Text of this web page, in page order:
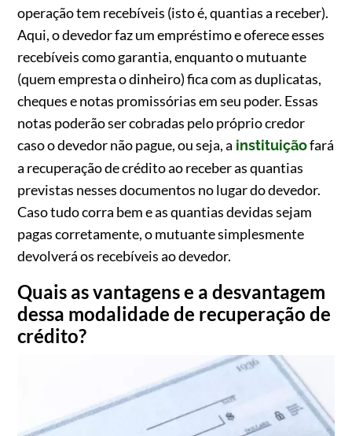
operação tem recebíveis (isto é, quantias a receber).
Aqui, o devedor faz um empréstimo e oferece esses
recebíveis como garantia, enquanto o mutuante
(quem empresta o dinheiro) fica com as duplicatas,
cheques e notas promissórias em seu poder. Essas
notas poderão ser cobradas pelo próprio credor
caso o devedor não pague, ou seja, a instituiçãofará
a recuperação de crédito ao receber as quantias
previstas nesses documentos no lugar do devedor.
Caso tudo corra bem e as quantias devidas sejam
pagas corretamente, o mutuante simplesmente
devolverá os recebíveis ao devedor.
Quais as vantagens e a desvantagem
dessa modalidade de recuperação de
crédito?